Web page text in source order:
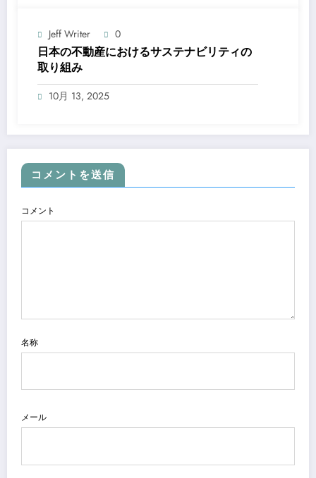
Jeff Writer 0
日本の不動産におけるサステナビリティの
取り組み
10月 13, 2025
コメントを送信
コメント
名称
メール